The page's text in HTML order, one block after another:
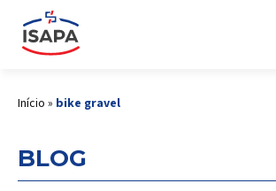
Início » bike gravel
BLOG